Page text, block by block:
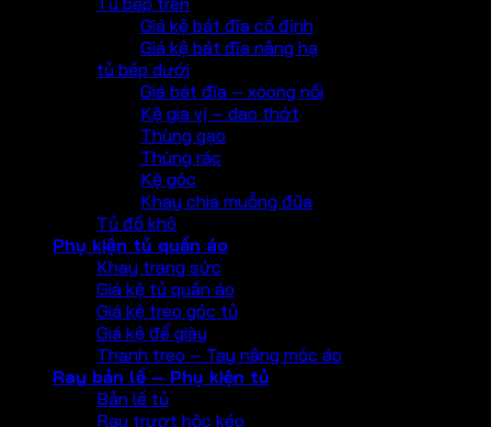
Giá kệ bát đĩa cố định
Giá kệ bát đĩa nâng hạ
tủ bếp dưới
Giá bát đĩa – xoong nồi
Kệ gia vị – dao thớt
Thùng gạo
Thùng rác
Kệ góc
Khay chia muỗng đũa
Tủ đồ khô
Phụ kiện tủ quần áo
Khay trang sức
Giá kệ tủ quần áo
Giá kệ treo góc tủ
Giá kệ để giày
Thanh treo – Tay nâng móc áo
Ray bản lề – Phụ kiện tủ
Bản lề tủ
Ray trượt hộc kéo